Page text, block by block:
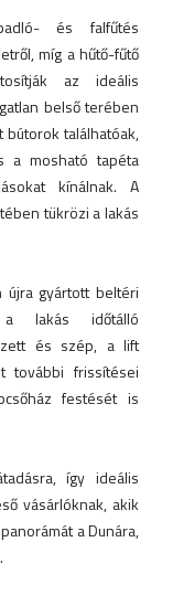
és falfűtés
míg a hűtő-fűtő
az ideális
belső terében
bútorok találhatóak,
a mosható tapéta
kínálnak. A
tükrözi a lakás
újra gyártott beltéri
a lakás időtálló
és szép, a lift
további frissítései
festését is
így ideális
vásárlóknak, akik
a Dunára,